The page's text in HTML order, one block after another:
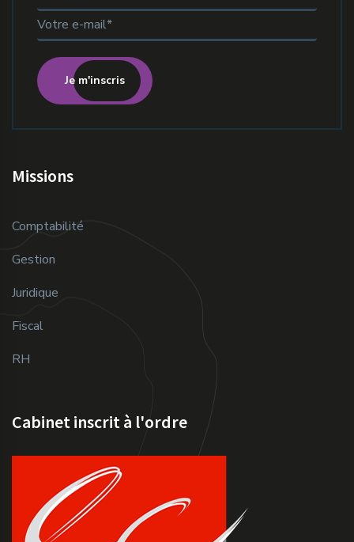
Je m'inscris
Missions
Comptabilité
Gestion
Juridique
Fiscal
RH
Cabinet inscrit à l'ordre